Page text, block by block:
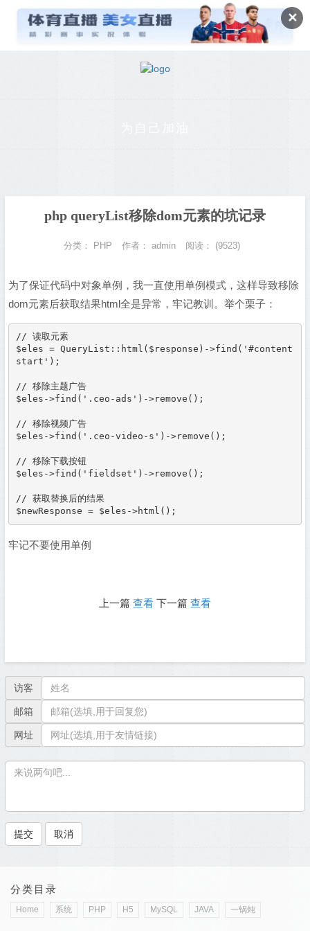
✕
php queryList移除dom元素的坑记录
分类： PHP 作者： admin 阅读： (9523)
为了保证代码中对象单例，我一直使用单例模式，这样导致移除
dom元素后获取结果html全是异常，牢记教训。举个栗子：
// 读取元素
$eles = QueryList::html($response)->find('#content
start');
// 移除主题广告
$eles->find('.ceo-ads')->remove();
// 移除视频广告
$eles->find('.ceo-video-s')->remove();
// 移除下载按钮
$eles->find('fieldset')->remove();
// 获取替换后的结果
$newResponse = $eles->html();
牢记不要使用单例
上一篇 查看 下一篇 查看
访客
邮箱
网址
分类目录
Home 系统 PHP H5 MySQL JAVA 一锅炖